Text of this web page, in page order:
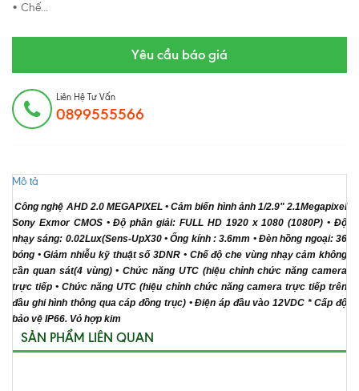
• Chế...
Yêu cầu báo giá
Liên Hệ Tư Vấn
0899555566
Mô tả
Công nghệ AHD 2.0 MEGAPIXEL • Cảm biến hình ảnh 1/2.9" 2.1Megapixel
Sony Exmor CMOS • Độ phân giải: FULL HD 1920 x 1080 (1080P) • Độ
nhạy sáng: 0.02Lux(Sens-UpX30 • Ống kính : 3.6mm • Đèn hồng ngoại: 36
bóng • Giảm nhiễu kỹ thuật số 3DNR • Chế độ che vùng nhạy cảm không
cần quan sát(4 vùng) • Chức năng UTC (hiệu chỉnh chức năng camera
trực tiếp • Chức năng UTC (hiệu chỉnh chức năng camera trực tiếp trên
đầu ghi hình thông qua cáp đồng trục) • Điện áp đầu vào 12VDC * Cấp độ
bảo vệ IP66. Vỏ hợp kim
SẢN PHẨM LIÊN QUAN